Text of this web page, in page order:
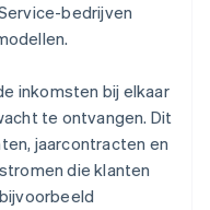
bedrijven
inkomsten bij elkaar
te ontvangen. Dit
jaarcontracten en
die klanten